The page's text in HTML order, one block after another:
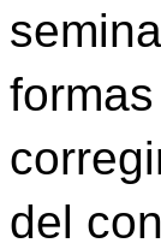
del